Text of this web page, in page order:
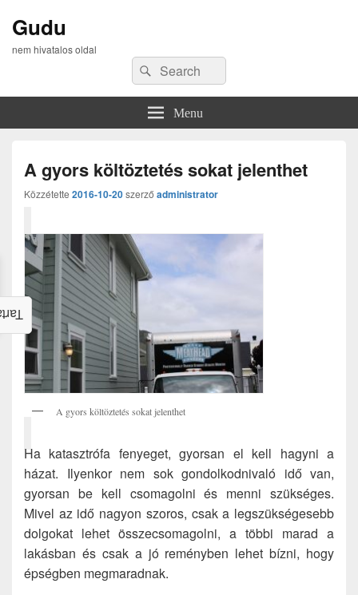
Gudu
nem hivatalos oldal
Search
for:
Search
Menu
A gyors költöztetés sokat jelenthet
Közzétette 2016-10-20szerző administrator
A gyors költöztetés sokat jelenthet
Ha katasztrófa fenyeget, gyorsan el kell hagyni a
házat. Ilyenkor nem sok gondolkodnivaló idő van,
gyorsan be kell csomagolni és menni szükséges.
Mivel az idő nagyon szoros, csak a legszükségesebb
dolgokat lehet összecsomagolni, a többi marad a
lakásban és csak a jó reményben lehet bízni, hogy
épségben megmaradnak.